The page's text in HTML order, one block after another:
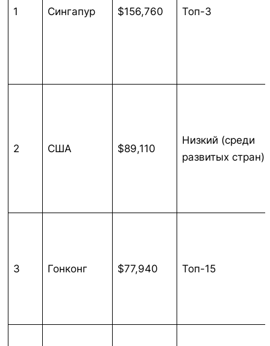
1 Сингапур $156,760 Топ-3
2 США $89,110
Низкий (среди
развитых стран)
3 Гонконг $77,940 Топ-15